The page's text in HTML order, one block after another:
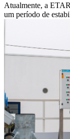
Atualmente, a
um período de